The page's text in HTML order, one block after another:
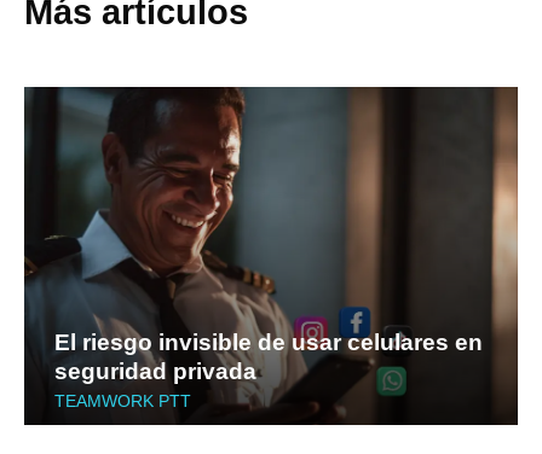
Más artículos
El riesgo invisible de usar celulares en
seguridad privada
TEAMWORK PTT